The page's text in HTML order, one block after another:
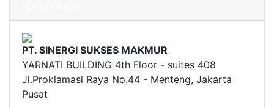
PT. SINERGI SUKSES MAKMUR
YARNATI BUILDING 4th Floor - suites 408
Jl.Proklamasi Raya No.44 - Menteng, Jakarta
Pusat